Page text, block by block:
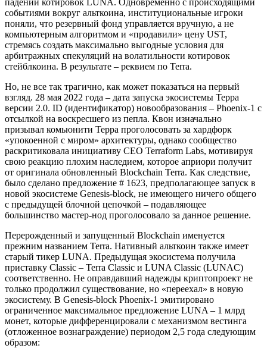
событиями вокруг альткоина, институциональные игроки
поняли, что резервный фонд управляется вручную, а не
компьютерным алгоритмом и «продавили» цену UST,
стремясь создать максимально выгодные условия для
арбитражных спекуляций на волатильности котировок
стейблкоина. В результате – реквием по Terra.
Но, не все так трагично, как может показаться на первый
взгляд. 28 мая 2022 года – дата запуска экосистемы Терра
версии 2.0. ID (идентификатор) новообразования – Phoenix-1 с
отсылкой на воскресшего из пепла. Квон изначально
призывал комьюнити Терра проголосовать за хардфорк
«упокоенной с миром» архитектуры, однако сообщество
раскритиковала инициативу CEO Terraform Labs, мотивируя
свою реакцию плохим наследием, которое априори получит
от оригинала обновленный Blockchain Terra. Как следствие,
было сделано предложение # 1623, предполагающее запуск в
новой экосистеме Genesis-block, не имеющего ничего общего
с предыдущей блочной цепочкой – подавляющее
большинство мастер-нод проголосовало за данное решение.
Перерожденный и запущенный Blockchain именуется
прежним названием Terra. Нативный альткоин также имеет
старый тикер LUNA. Предыдущая экосистема получила
приставку Classic – Terra Classic и LUNA Classic (LUNAC)
соответственно. Не оправдавший надежды криптопроект не
только продолжил существование, но «переехал» в новую
экосистему. В Genesis-block Phoenix-1 эмитировано
ограниченное максимальное предложение LUNA – 1 млрд
монет, которые дифференцировали с механизмом вестинга
(отложенное вознаграждение) периодом 2,5 года следующим
образом: